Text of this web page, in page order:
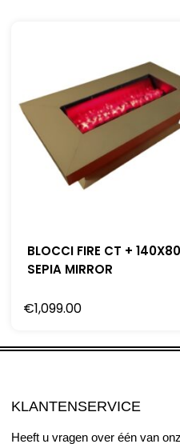
BLOCCI FIRE CT +
SEPIA MIRROR
€1,099.00
KLANTENSERVICE
Heeft u vragen over één van